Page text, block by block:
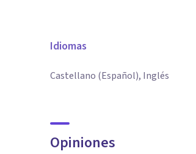
Idiomas
Castellano (Español), Inglés
Opiniones